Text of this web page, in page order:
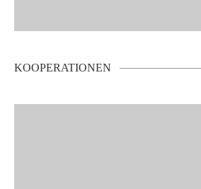
KOOPERATIONEN